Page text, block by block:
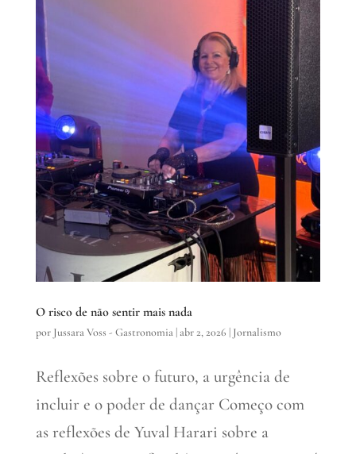
O risco de não sentir mais nada
por Jussara Voss - Gastronomia|abr 2, 2026 | Jornalismo
Reflexões sobre o futuro, a urgência de
incluir e o poder de dançar Começo com
as reflexões de Yuval Harari sobre a